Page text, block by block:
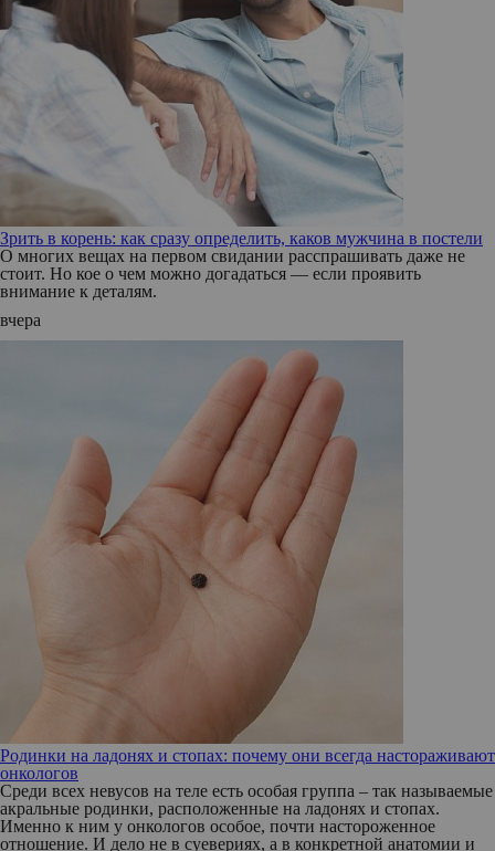
Зрить в корень: как сразу определить, каков мужчина в постели
О многих вещах на первом свидании расспрашивать даже не
стоит. Но кое о чем можно догадаться — если проявить
внимание к деталям.
вчера
Родинки на ладонях и стопах: почему они всегда настораживают
онкологов
Среди всех невусов на теле есть особая группа – так называемые
акральные родинки, расположенные на ладонях и стопах.
Именно к ним у онкологов особое, почти настороженное
отношение. И дело не в суевериях, а в конкретной анатомии и